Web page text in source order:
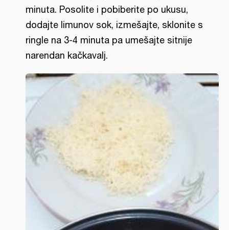
minuta. Posolite i pobiberite po ukusu,
dodajte limunov sok, izmešajte, sklonite s
ringle na 3-4 minuta pa umešajte sitnije
narendan kačkavalj.